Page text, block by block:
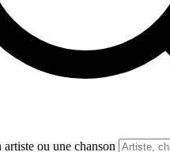
ou une chanson